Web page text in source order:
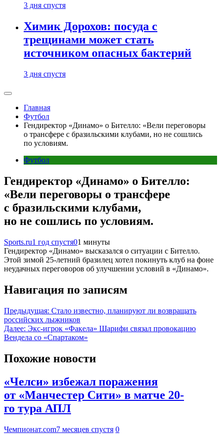
3 дня спустя
Химик Дорохов: посуда с
трещинами может стать
источником опасных бактерий
3 дня спустя
Главная
Футбол
Гендиректор «Динамо» о Бителло: «Вели переговоры
о трансфере с бразильскими клубами, но не сошлись
по условиям.
Футбол
Гендиректор «Динамо» о Бителло:
«Вели переговоры о трансфере
с бразильскими клубами,
но не сошлись по условиям.
Sports.ru1 год спустя01 минуты
Гендиректор «Динамо» высказался о ситуации с Бителло.
Этой зимой 25-летний бразилец хотел покинуть клуб на фоне
неудачных переговоров об улучшении условий в «Динамо».
Навигация по записям
Предыдущая: Стало известно, планируют ли возвращать
российских лыжников
Далее: Экс-игрок «Факела» Шарифи связал провокацию
Вендела со «Спартаком»
Похожие новости
«Челси» избежал поражения
от «Манчестер Сити» в матче 20-
го тура АПЛ
Чемпионат.com7 месяцев спустя 0